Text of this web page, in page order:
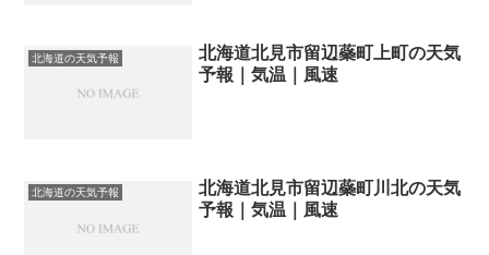
北海道の天気予報
北海道北見市留辺蘂町上町の天気
予報｜気温｜風速
北海道の天気予報
北海道北見市留辺蘂町川北の天気
予報｜気温｜風速